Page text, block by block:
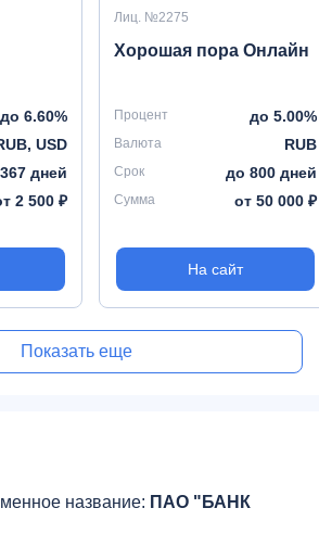
до 6.60%
USD
дней
2 500 ₽
Лиц. №2275
Хорошая пора Онлайн
Процент до 5.00%
Валюта RUB
Срок до 800 дней
Сумма от 50 000 ₽
На сайт
Показать еще
название: ПАО "БАНК